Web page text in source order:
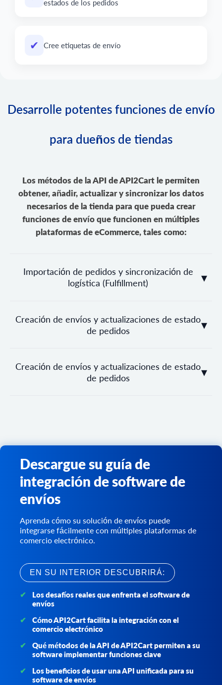
estados de los pedidos
✔ Cree etiquetas de envío
Desarrolle potentes funciones de envío
para dueños de tiendas
Los métodos de la API de API2Cart le permiten
obtener, añadir, actualizar y sincronizar los datos
necesarios de la tienda para que pueda crear
funciones de envío que funcionen en múltiples
plataformas de eCommerce, tales como:
Importación de pedidos y sincronización de
logística (Fulfillment)
▾
Creación de envíos y actualizaciones de estado
de pedidos
▾
Creación de envíos y actualizaciones de estado
de pedidos
▾
Descargue su guía de
integración de software de
envíos
Aprenda cómo su solución de envíos puede
integrarse fácilmente con múltiples plataformas de
comercio electrónico.
EN SU INTERIOR DESCUBRIRÁ:
Los desafíos reales que enfrenta el software de
envíos
Cómo API2Cart facilita la integración con el
comercio electrónico
Qué métodos de la API de API2Cart permiten a su
software implementar funciones clave
Los beneficios de usar una API unificada para su
software de envíos